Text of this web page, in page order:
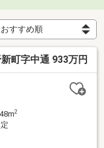
町字中通 933万円
2